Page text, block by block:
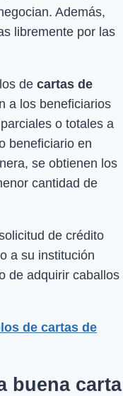
Además,
libremente por las
de cartas de
a los beneficiarios
o totales a
beneficiario en
se obtienen los
cantidad de
de crédito
a su institución
de adquirir caballos
de cartas de
buena carta